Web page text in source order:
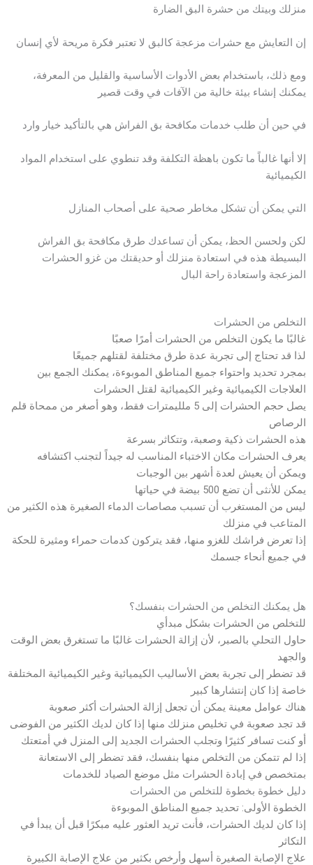
منزلك وبيتك من حشرة البق الضارة
إن التعايش مع حشرات مزعجة كالبق لا تعتبر فكرة مريحة لأي إنسان
ومع ذلك، باستخدام بعض الأدوات الأساسية والقليل من المعرفة،
يمكنك إنشاء بيئة خالية من الآفات في وقت قصير
في حين أن طلب خدمات مكافحة بق الفراش هي بالتأكيد خيار وارد
إلا أنها غالباً ما تكون باهظة التكلفة وقد تنطوي على استخدام المواد
الكيميائية
التي يمكن أن تشكل مخاطر صحية على أصحاب المنازل
لكن ولحسن الحظ، يمكن أن تساعدك طرق مكافحة بق الفراش
البسيطة هذه في استعادة منزلك أو حديقتك من غزو الحشرات
المزعجة واستعادة راحة البال
التخلص من الحشرات
غالبًا ما يكون التخلص من الحشرات أمرًا صعبًا
لذا قد تحتاج إلى تجربة عدة طرق مختلفة لقتلهم جميعًا
بمجرد تحديد واحتواء جميع المناطق الموبوءة، يمكنك الجمع بين
العلاجات الكيميائية وغير الكيميائية لقتل الحشرات
يصل حجم الحشرات إلى 5 ملليمترات فقط، وهو أصغر من ممحاة قلم
الرصاص
هذه الحشرات ذكية وصعبة، وتتكاثر بسرعة
يعرف الحشرات مكان الاختباء المناسب له جيداً لتجنب اكتشافه
ويمكن أن يعيش لعدة أشهر بين الوجبات
يمكن للأنثى أن تضع 500 بيضة في حياتها
ليس من المستغرب أن تسبب مصاصات الدماء الصغيرة هذه الكثير من
المتاعب في منزلك
إذا تعرض فراشك للغزو منها، فقد يتركون كدمات حمراء ومثيرة للحكة
في جميع أنحاء جسمك
هل يمكنك التخلص من الحشرات بنفسك؟
للتخلص من الحشرات بشكل مبدأي
حاول التحلي بالصبر، لأن إزالة الحشرات غالبًا ما تستغرق بعض الوقت
والجهد
قد تضطر إلى تجربة بعض الأساليب الكيميائية وغير الكيميائية المختلفة
خاصة إذا كان إنتشارها كبير
هناك عوامل معينة يمكن أن تجعل إزالة الحشرات أكثر صعوبة
قد تجد صعوبة في تخليص منزلك منها إذا كان لديك الكثير من الفوضى
أو كنت تسافر كثيرًا وتجلب الحشرات الجديد إلى المنزل في أمتعتك
إذا لم تتمكن من التخلص منها بنفسك، فقد تضطر إلى الاستعانة
بمتخصص في إبادة الحشرات مثل موضع الصياد للخدمات
دليل خطوة بخطوة للتخلص من الحشرات
الخطوة الأولى: تحديد جميع المناطق الموبوءة
إذا كان لديك الحشرات، فأنت تريد العثور عليه مبكرًا قبل أن يبدأ في
التكاثر
علاج الإصابة الصغيرة أسهل وأرخص بكثير من علاج الإصابة الكبيرة